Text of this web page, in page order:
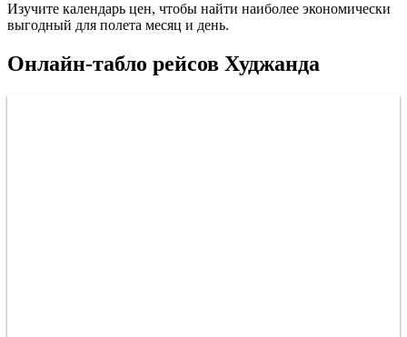
Изучите календарь цен, чтобы найти наиболее экономически
выгодный для полета месяц и день.
Онлайн-табло рейсов Худжанда